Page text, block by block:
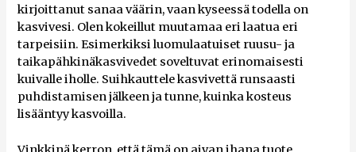
kirjoittanut sanaa väärin, vaan kyseessä todella on
kasvivesi. Olen kokeillut muutamaa eri laatua eri
tarpeisiin. Esimerkiksi luomulaatuiset ruusu- ja
taikapähkinäkasvivedet soveltuvat erinomaisesti
kuivalle iholle. Suihkauttele kasvivettä runsaasti
puhdistamisen jälkeen ja tunne, kuinka kosteus
lisääntyy kasvoilla.